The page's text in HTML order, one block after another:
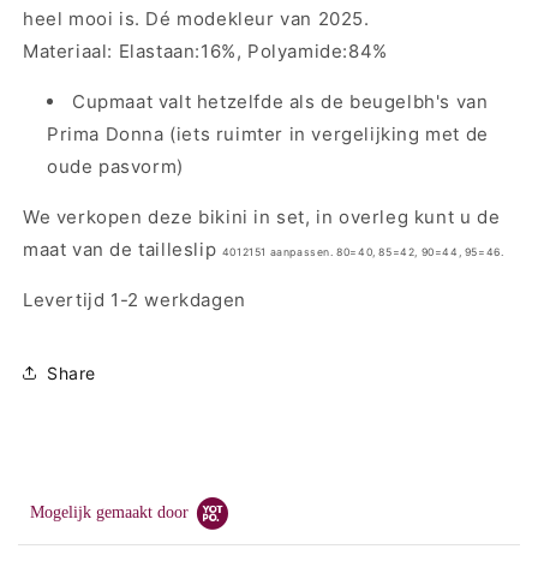
heel mooi is. Dé modekleur van 2025.
Materiaal: Elastaan:16%, Polyamide:84%
Cupmaat valt hetzelfde als de beugelbh's van
Prima Donna (iets ruimter in vergelijking met de
oude pasvorm)
We verkopen deze bikini in set, in overleg kunt u de
maat van de tailleslip 4012151 aanpassen. 80=40, 85=42, 90=44, 95=46.
Levertijd 1-2 werkdagen
Share
Mogelijk gemaakt door